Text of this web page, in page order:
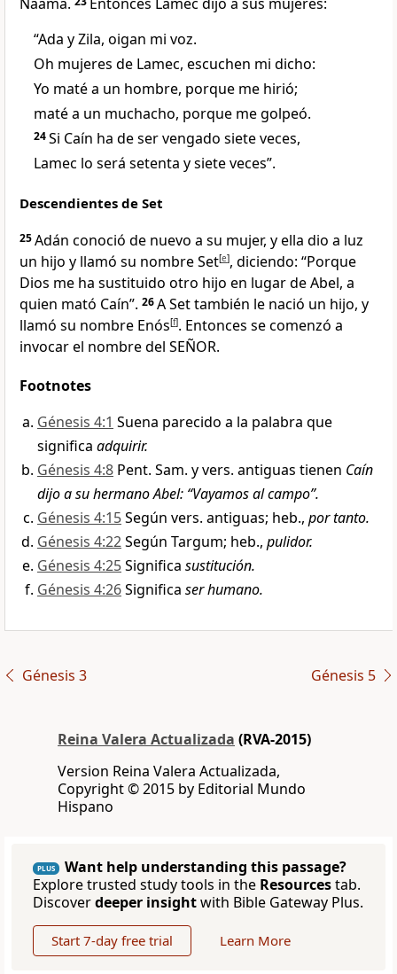
“Ada y Zila, oigan mi voz.
Oh mujeres de Lamec, escuchen mi dicho:
Yo maté a un hombre, porque me hirió;
maté a un muchacho, porque me golpeó.
24Si Caín ha de ser vengado siete veces,
Lamec lo será setenta y siete veces”.
Descendientes de Set
25Adán conoció de nuevo a su mujer, y ella dio a luz
un hijo y llamó su nombre Set[e], diciendo: “Porque
Dios me ha sustituido otro hijo en lugar de Abel, a
quien mató Caín”. 26A Set también le nació un hijo, y
llamó su nombre Enós[f]. Entonces se comenzó a
invocar el nombre del SEÑOR.
Footnotes
Génesis 4:1 Suena parecido a la palabra que
significa adquirir.
Génesis 4:8 Pent. Sam. y vers. antiguas tienen Caín
dijo a su hermano Abel: “Vayamos al campo”.
Génesis 4:15Según vers. antiguas; heb., por tanto.
Génesis 4:22Según Targum; heb., pulidor.
Génesis 4:25Significa sustitución.
Génesis 4:26Significa ser humano.
Génesis 3 Génesis 5
Reina Valera Actualizada (RVA-2015)
Version Reina Valera Actualizada,
Copyright © 2015 by Editorial Mundo
Hispano
PLUS
Want help understanding this passage?
Explore trusted study tools in the Resourcestab.
Discoverdeeper insightwith Bible Gateway Plus.
Start 7-day free trial Learn More